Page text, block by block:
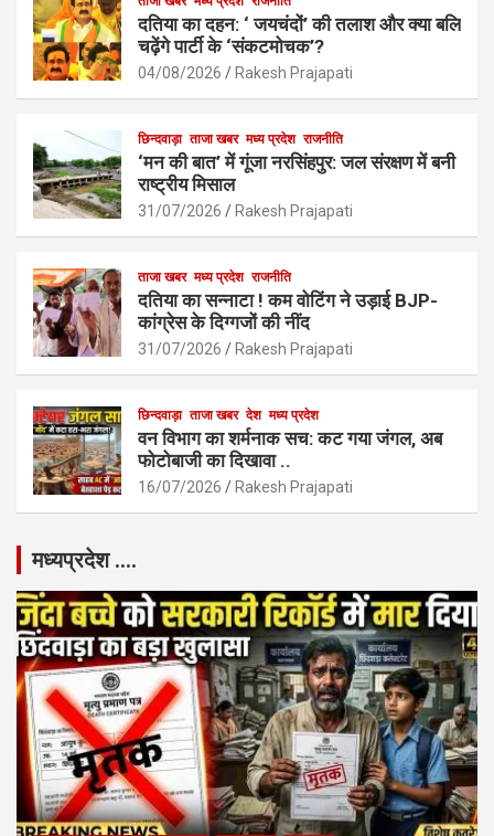
b
o
o
s
A
p
p
e
दतिया का दहन: ‘ जयचंदों’ की तलाश और क्या बलि
चढ़ेंगे पार्टी के ‘संकटमोचक’?
04/08/2026 Rakesh Prajapati
छिन्दवाड़ा ताजा खबर मध्य प्रदेश राजनीति
‘मन की बात’ में गूंजा नरसिंहपुर: जल संरक्षण में बनी
राष्ट्रीय मिसाल
31/07/2026 Rakesh Prajapati
ताजा खबर मध्य प्रदेश राजनीति
दतिया का सन्नाटा ! कम वोटिंग ने उड़ाई BJP-
कांग्रेस के दिग्गजों की नींद
31/07/2026 Rakesh Prajapati
छिन्दवाड़ा ताजा खबर देश मध्य प्रदेश
वन विभाग का शर्मनाक सच: कट गया जंगल, अब
फोटोबाजी का दिखावा ..
16/07/2026 Rakesh Prajapati
मध्यप्रदेश ….